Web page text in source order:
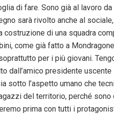
di fare. Sono già al lavoro
sarà rivolto anche al
costruzione di una squadra
come già fatto a
per i più giovani.
dall’amico presidente
sotto l’aspetto umano che
del territorio, perché
prima con tutti i